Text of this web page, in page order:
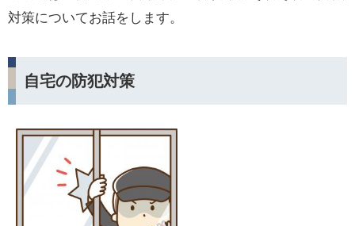
対策についてお話をします。
自宅の防犯対策